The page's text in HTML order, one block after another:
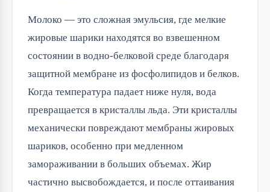
Молоко — это сложная эмульсия, где мелкие
жировые шарики находятся во взвешенном
состоянии в водно-белковой среде благодаря
защитной мембране из фосфолипидов и белков.
Когда температура падает ниже нуля, вода
превращается в кристаллы льда. Эти кристаллы
механически повреждают мембраны жировых
шариков, особенно при медленном
замораживании в больших объемах. Жир
частично высвобождается, и после оттаивания